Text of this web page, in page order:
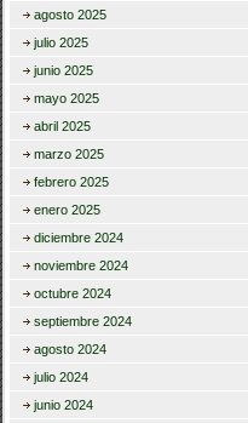
agosto 2025
julio 2025
junio 2025
mayo 2025
abril 2025
marzo 2025
febrero 2025
enero 2025
diciembre 2024
noviembre 2024
octubre 2024
septiembre 2024
agosto 2024
julio 2024
junio 2024